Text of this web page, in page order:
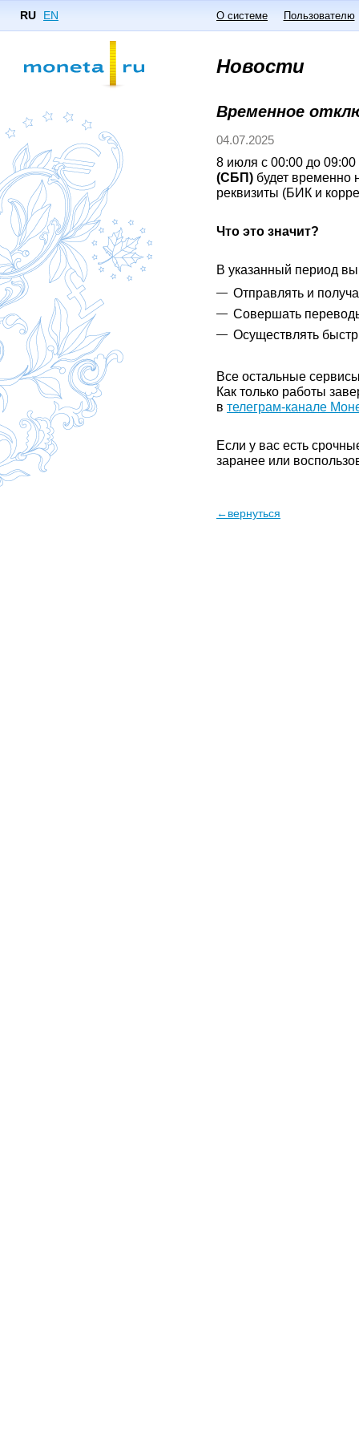
RU EN О системе Пользователю
Новости
Временное
04.07.2025
8 июля с 00:00 до
(СБП) будет временно
реквизиты (БИК и
Что это значит?
В указанный период
Отправлять и
Совершать
Осуществлять
Все остальные
Как только работы
в телеграм-канале
Если у вас есть
заранее или
←вернуться